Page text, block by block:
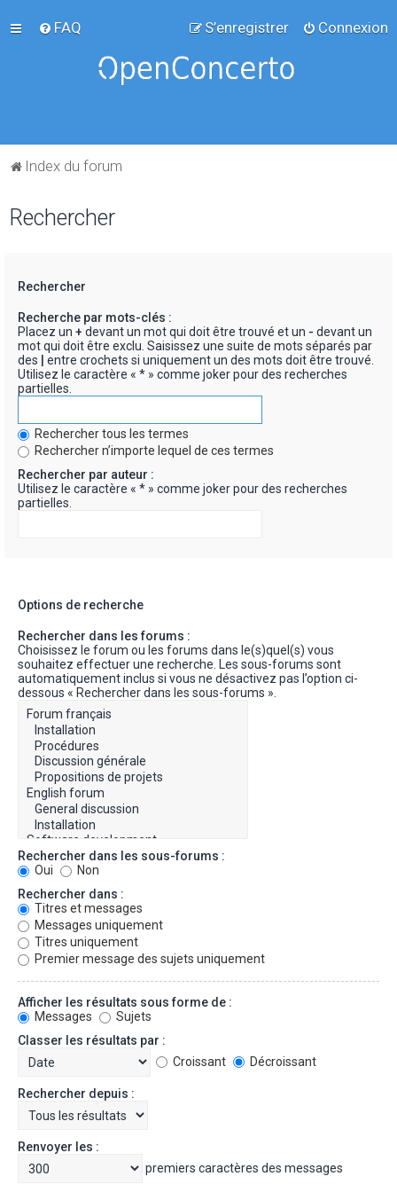
FAQ Connexion
S’enregistrer
Index du forum
Rechercher
Rechercher
Recherche par mots-clés :
Placez un + devant un mot qui doit être trouvé et un - devant un
mot qui doit être exclu. Saisissez une suite de mots séparés par
des
entre crochets si uniquement un des mots doit être trouvé.
Utilisez le caractère « * » comme joker pour des recherches
partielles.
Rechercher tous les termes
Rechercher n’importe lequel de ces termes
Rechercher par auteur :
Utilisez le caractère « * » comme joker pour des recherches
partielles.
Options de recherche
Rechercher dans les forums :
Choisissez le forum ou les forums dans le(s)quel(s) vous
souhaitez effectuer une recherche. Les sous-forums sont
automatiquement inclus si vous ne désactivez pas l’option ci-
dessous « Rechercher dans les sous-forums ».
Rechercher dans les sous-forums :
Oui
Non
Rechercher dans :
Titres et messages
Messages uniquement
Titres uniquement
Premier message des sujets uniquement
Afficher les résultats sous forme de :
Messages
Sujets
Classer les résultats par :
Croissant
Décroissant
Rechercher depuis :
Renvoyer les :
premiers caractères des messages